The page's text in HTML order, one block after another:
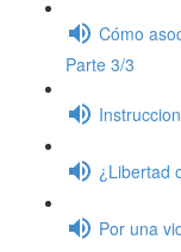
Cómo
Parte 3/3
¿Libertad
Por una